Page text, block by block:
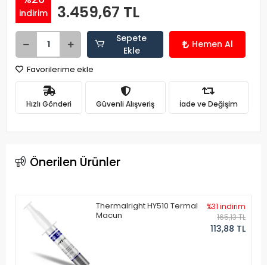
indirim 3.459,67 TL
Sepete
Ekle
Hemen Al
Favorilerime ekle
Hızlı Gönderi Güvenli Alışveriş İade ve Değişim
Önerilen Ürünler
Thermalright HY510 Termal
Macun
%31 indirim
165,13 TL
113,88 TL